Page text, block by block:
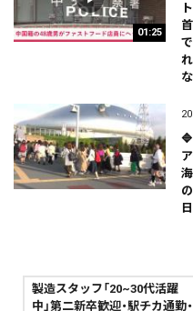
01:25
製造スタッフ「20~30代活躍
中」第二新卒歓迎・駅チカ通勤・